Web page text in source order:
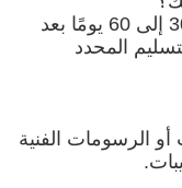
ج: بشكل عام، سيستغرق الأمر من 30 إلى 60 يومًا بعد
المحدد
أو الرسومات الفنية